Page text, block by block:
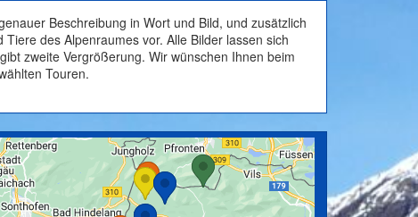
Beschreibung in Wort und Bild, und zusätzlich
des Alpenraumes vor. Alle Bilder lassen sich
zweite Vergrößerung. Wir wünschen Ihnen beim
Touren.